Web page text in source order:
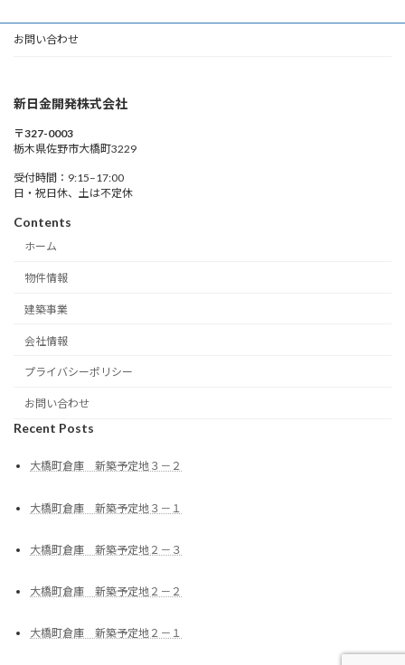
お問い合わせ
新日金開発株式会社
〒327-0003
栃木県佐野市大橋町3229
受付時間：9:15–17:00
日・祝日休、土は不定休
Contents
ホーム
物件情報
建築事業
会社情報
プライバシーポリシー
お問い合わせ
Recent Posts
大橋町倉庫 新築予定地３－２
大橋町倉庫 新築予定地３－１
大橋町倉庫 新築予定地２－３
大橋町倉庫 新築予定地２－２
大橋町倉庫 新築予定地２－１